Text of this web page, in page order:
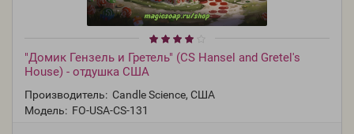
"Домик Гензель и Гретель" (CS Hansel and Gretel's
House) - отдушка США
Производитель: Candle Science, США
Модель: FO-USA-CS-131